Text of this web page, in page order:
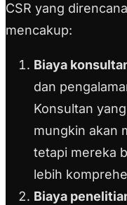
CSR yang
mencakup:
Biaya
dan
Konsultan
mungkin akan
tetapi mereka
lebih
Biaya